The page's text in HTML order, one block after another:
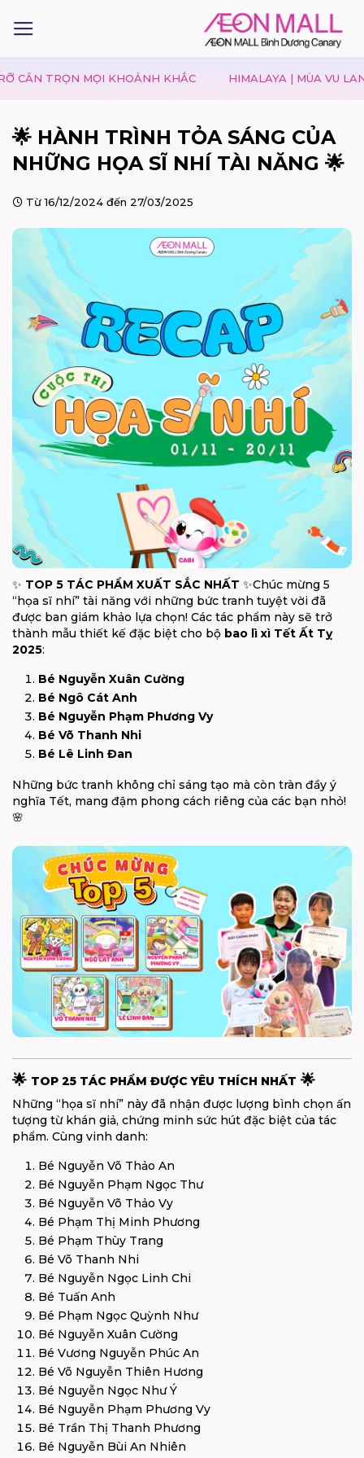
MỌI KHOẢNH KHẮC HIMALAYA | MÙA VU LAN – TRAO
🌟 HÀNH TRÌNH TỎA SÁNG CỦA
NHỮNG HỌA SĨ NHÍ TÀI NĂNG 🌟
Từ 16/12/2024 đến 27/03/2025
✨ TOP 5 TÁC PHẨM XUẤT SẮC NHẤT ✨Chúc mừng 5
“họa sĩ nhí” tài năng với những bức tranh tuyệt vời đã
được ban giám khảo lựa chọn! Các tác phẩm này sẽ trở
thành mẫu thiết kế đặc biệt cho bộ bao lì xì Tết Ất Tỵ
2025:
Bé Nguyễn Xuân Cường
Bé Ngô Cát Anh
Bé Nguyễn Phạm Phương Vy
Bé Võ Thanh Nhi
Bé Lê Linh Đan
Những bức tranh không chỉ sáng tạo mà còn tràn đầy ý
nghĩa Tết, mang đậm phong cách riêng của các bạn nhỏ!
🌸
🌟 TOP 25 TÁC PHẨM ĐƯỢC YÊU THÍCH NHẤT 🌟
Những “họa sĩ nhí” này đã nhận được lượng bình chọn ấn
tượng từ khán giả, chứng minh sức hút đặc biệt của tác
phẩm. Cùng vinh danh:
Bé Nguyễn Võ Thảo An
Bé Nguyễn Phạm Ngọc Thư
Bé Nguyễn Võ Thảo Vy
Bé Phạm Thị Minh Phương
Bé Phạm Thùy Trang
Bé Võ Thanh Nhi
Bé Nguyễn Ngọc Linh Chi
Bé Tuấn Anh
Bé Phạm Ngọc Quỳnh Như
Bé Nguyễn Xuân Cường
Bé Vương Nguyễn Phúc An
Bé Võ Nguyễn Thiên Hương
Bé Nguyễn Ngọc Như Ý
Bé Nguyễn Phạm Phương Vy
Bé Trần Thị Thanh Phương
Bé Nguyễn Bùi An Nhiên